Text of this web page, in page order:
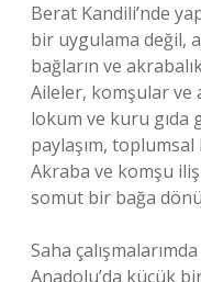
Berat Kandili’nde
bir uygulama değil,
bağların ve
Aileler, komşular ve
lokum ve kuru gıda
paylaşım,
Akraba ve komşu
somut bir bağa
Saha
Anadolu’da küçük